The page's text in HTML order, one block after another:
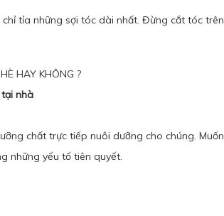
tỉa những sợi tóc dài nhất. Đừng cắt tóc trên
tại nhà
chất trực tiếp nuôi dưỡng cho chúng. Muốn
những yếu tố tiên quyết.